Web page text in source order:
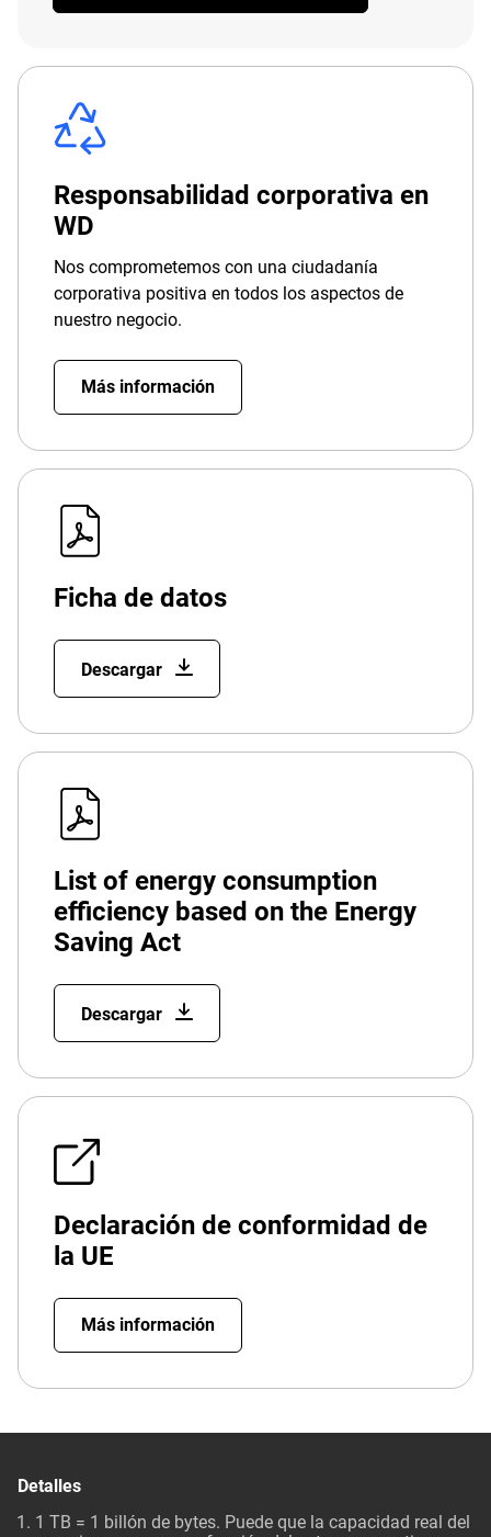
Responsabilidad corporativa en
WD
Nos comprometemos con una ciudadanía
corporativa positiva en todos los aspectos de
nuestro negocio.
Más información
Ficha de datos
Descargar
List of energy consumption
efficiency based on the Energy
Saving Act
Descargar
Declaración de conformidad de
la UE
Más información
Detalles
1 TB = 1 billón de bytes. Puede que la capacidad real del